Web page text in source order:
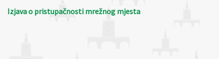
Izjava o pristupačnosti mrežnog mjesta